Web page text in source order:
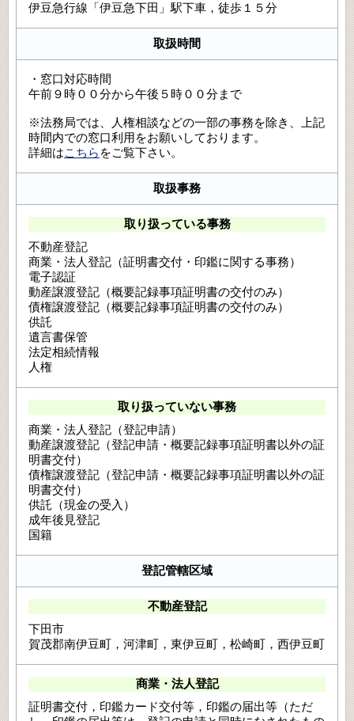
伊豆急行線「伊豆急下田」駅下車，徒歩１５分
取扱時間
・窓口対応時間
午前９時００分から午後５時００分まで
※法務局では、人権相談などの一部の事務を除き、上記
時間内での窓口利用をお願いしております。
詳細はこちら をご覧下さい。
取扱事務
取り扱っている事務
不動産登記
商業・法人登記（証明書交付・印鑑に関する事務）
電子認証
動産譲渡登記（概要記録事項証明書の交付のみ）
債権譲渡登記（概要記録事項証明書の交付のみ）
供託
遺言書保管
法定相続情報
人権
取り扱っていない事務
商業・法人登記（登記申請）
動産譲渡登記（登記申請・概要記録事項証明書以外の証
明書交付）
債権譲渡登記（登記申請・概要記録事項証明書以外の証
明書交付）
供託（現金の受入）
成年後見登記
国籍
登記管轄区域
不動産登記
下田市
賀茂郡南伊豆町，河津町，東伊豆町，松崎町，西伊豆町
商業・法人登記
証明書交付，印鑑カード交付等，印鑑の届出等（ただ